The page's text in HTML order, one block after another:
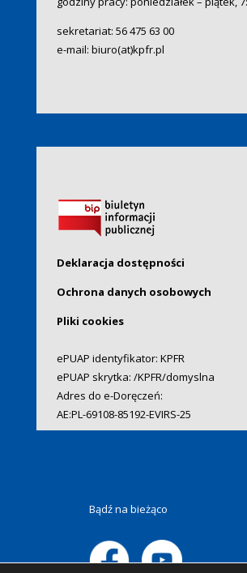
sekretariat: 56 475 63 00
e-mail: biuro(at)kpfr.pl
Deklaracja dostępności
Ochrona danych osobowych
Pliki cookies
ePUAP identyfikator: KPFR
ePUAP skrytka: /KPFR/domyslna
Adres do e-Doręczeń:
AE:PL-69108-85192-EVIRS-25
Bądź na bieżąco